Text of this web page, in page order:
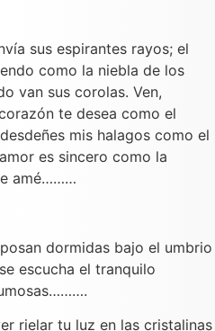
sus espirantes rayos; el
como la niebla de los
van sus corolas. Ven,
te desea como el
mis halagos como el
es sincero como la
amé………
dormidas bajo el umbrio
escucha el tranquilo
rielar tu luz en las cristalinas